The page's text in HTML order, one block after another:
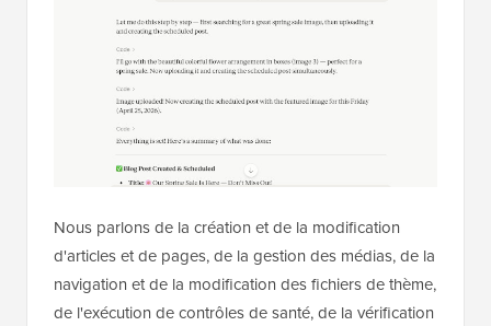
Nous parlons de la création et de la modification
d'articles et de pages, de la gestion des médias, de la
navigation et de la modification des fichiers de thème,
de l'exécution de contrôles de santé, de la vérification